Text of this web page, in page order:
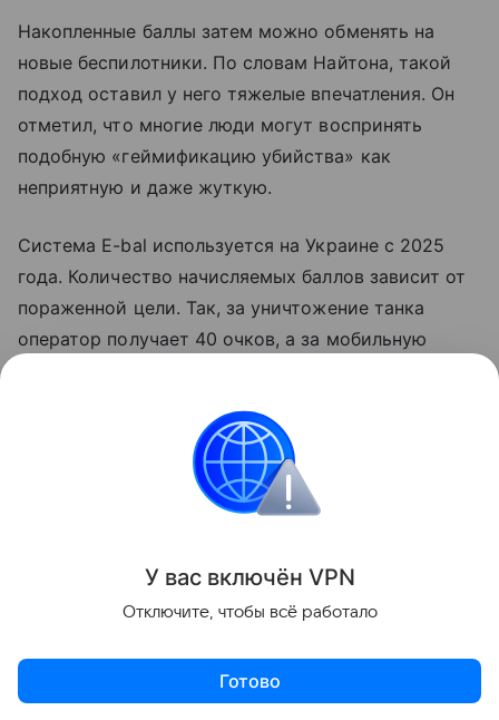
Накопленные баллы затем можно обменять на
новые беспилотники. По словам Найтона, такой
подход оставил у него тяжелые впечатления. Он
отметил, что многие люди могут воспринять
подобную «геймификацию убийства» как
неприятную и даже жуткую.
Система E-bal используется на Украине с 2025
года. Количество начисляемых баллов зависит от
пораженной цели. Так, за уничтожение танка
оператор получает 40 очков, а за мобильную
через платформу Brave1 Market.
Украина
Поделиться
У вас включён VPN
Отключите, чтобы всё работало
Готово